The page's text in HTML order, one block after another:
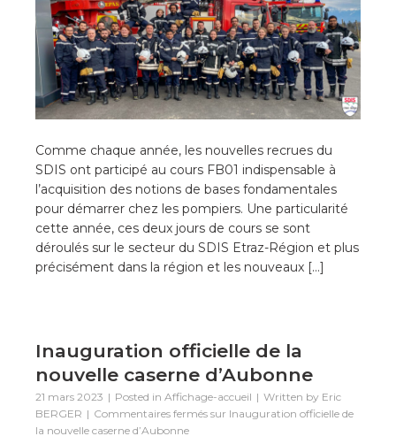
Comme chaque année, les nouvelles recrues du
SDIS ont participé au cours FB01 indispensable à
l’acquisition des notions de bases fondamentales
pour démarrer chez les pompiers. Une particularité
cette année, ces deux jours de cours se sont
déroulés sur le secteur du SDIS Etraz-Région et plus
précisément dans la région et les nouveaux […]
Inauguration officielle de la
nouvelle caserne d’Aubonne
21 mars 2023 Posted in Affichage-accueil Written by Eric
BERGER
Commentaires fermés sur Inauguration officielle de
la nouvelle caserne d’Aubonne